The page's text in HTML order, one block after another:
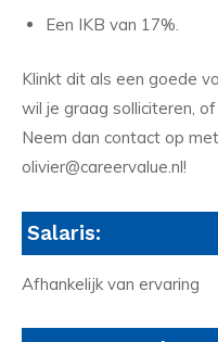
Een IKB van 17%.
Klinkt dit als een goede
wil je graag solliciteren,
Neem dan contact op
olivier@careervalue.nl!
Salaris:
Afhankelijk van ervaring